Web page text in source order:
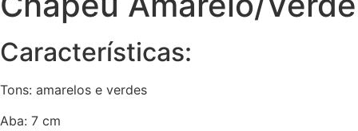
Características:
Tons: amarelos e verdes
Aba: 7 cm